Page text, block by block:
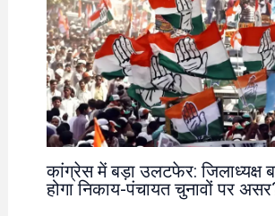
कांग्रेस में बड़ा उलटफेर: जिलाध्यक्ष
होगा निकाय-पंचायत चुनावों पर